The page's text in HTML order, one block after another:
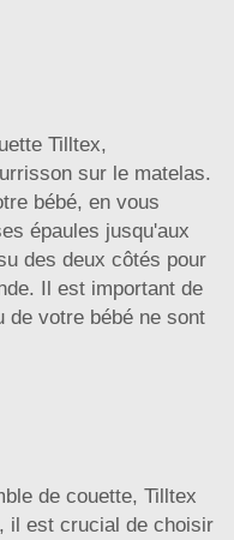
Tilltex,
sur le matelas.
bébé, en vous
épaules jusqu'aux
des deux côtés pour
Il est important de
de votre bébé ne sont
de couette, Tilltex
, il est crucial de choisir